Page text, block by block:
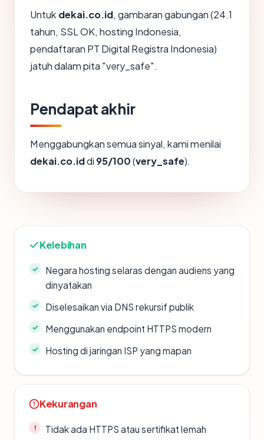
Untuk dekai.co.id, gambaran gabungan (24.1
tahun, SSL OK, hosting Indonesia,
pendaftaran PT Digital Registra Indonesia)
jatuh dalam pita "very_safe".
Pendapat akhir
Menggabungkan semua sinyal, kami menilai
dekai.co.iddi 95/100(very_safe).
Kelebihan
Negara hosting selaras dengan audiens yang
dinyatakan
Diselesaikan via DNS rekursif publik
Menggunakan endpoint HTTPS modern
Hosting di jaringan ISP yang mapan
Kekurangan
Tidak ada HTTPS atau sertifikat lemah